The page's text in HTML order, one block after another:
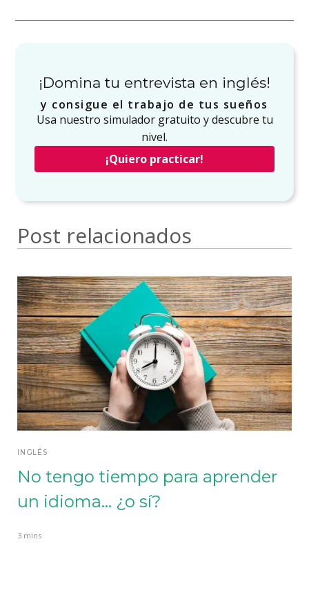
¡Domina tu entrevista en inglés!
y consigue el trabajo de tus sueños
Usa nuestro simulador gratuito y descubre tu
nivel.
¡Quiero practicar!
Post relacionados
INGLÉS
No tengo tiempo para aprender
un idioma... ¿o sí?
3 mins